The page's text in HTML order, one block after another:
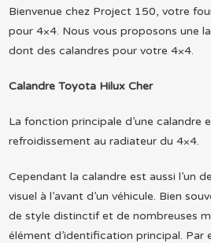
Bienvenue chez Project 150, votre
pour 4×4. Nous vous proposons une
dont des calandres pour votre 4×4.
Calandre Toyota Hilux Cher
La fonction principale d’une calandre
refroidissement au radiateur du 4×4.
Cependant la calandre est aussi l’un
visuel à l’avant d’un véhicule. Bien
de style distinctif et de nombreuses
élément d’identification principal. Par